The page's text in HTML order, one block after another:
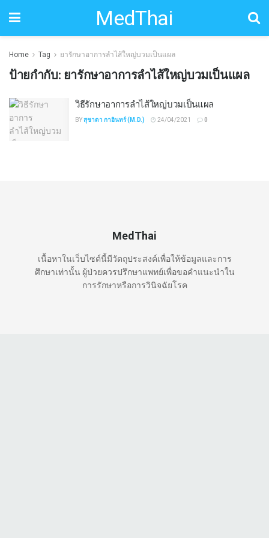
MedThai
Home Tag ยารักษาอาการลำไส้ใหญ่บวมเป็นแผล
ป้ายกำกับ: ยารักษาอาการลำไส้ใหญ่บวมเป็นแผล
วิธีรักษาอาการลำไส้ใหญ่บวมเป็นแผล
BYสุชาดา กาอินทร์ (M.D.) 24/04/2021 0
MedThai
เนื้อหาในเว็บไซต์นี้มีวัตถุประสงค์เพื่อให้ข้อมูลและการ
ศึกษาเท่านั้น ผู้ป่วยควรปรึกษาแพทย์เพื่อขอคำแนะนำใน
การรักษาหรือการวินิจฉัยโรค